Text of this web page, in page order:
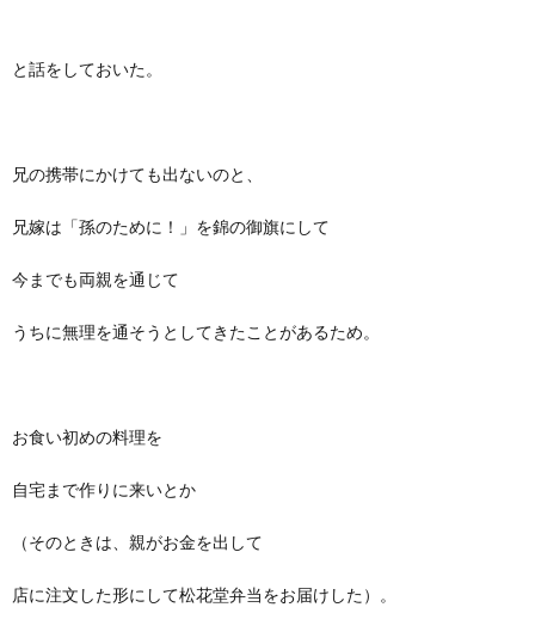
と話をしておいた。
兄の携帯にかけても出ないのと、
兄嫁は「孫のために！」を錦の御旗にして
今までも両親を通じて
うちに無理を通そうとしてきたことがあるため。
お食い初めの料理を
自宅まで作りに来いとか
（そのときは、親がお金を出して
店に注文した形にして松花堂弁当をお届けした）。